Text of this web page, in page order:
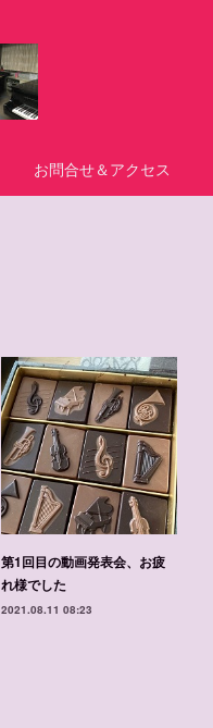
お問合せ＆アクセス
第1回目の動画発表会、お疲
れ様でした
2021.08.11 08:23